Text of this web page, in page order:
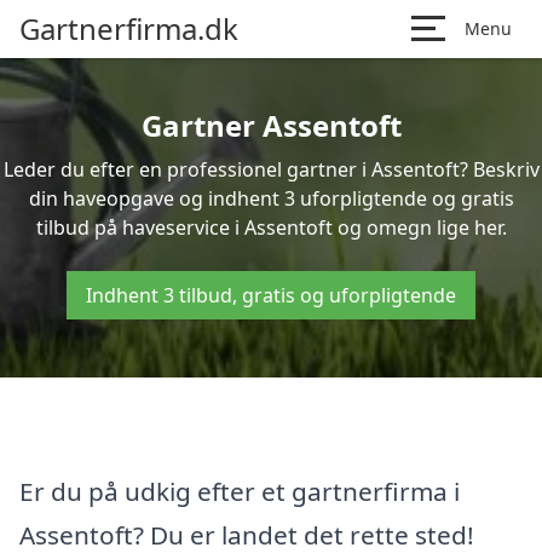
Gartnerfirma.dk Menu
Gartner Assentoft
Leder du efter en professionel gartner i Assentoft? Beskriv
din haveopgave og indhent 3 uforpligtende og gratis
tilbud på haveservice i Assentoft og omegn lige her.
Indhent 3 tilbud, gratis og uforpligtende
Er du på udkig efter et gartnerfirma i
Assentoft? Du er landet det rette sted!